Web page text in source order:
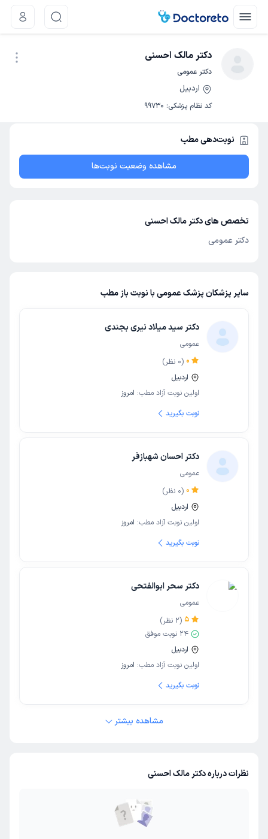
دکتر مالک احسنی
دکتر عمومی
اردبیل
کد نظام پزشکی:
99730
نوبت‌دهی مطب
مشاهده وضعیت نوبت‌ها
تخصص های دکتر مالک احسنی
دکتر عمومی
سایر پزشکان پزشک عمومی با نوبت باز مطب
دکتر سید میلاد نیری بجندی
عمومی
0
(
0 نظر)
اردبیل
اولین نوبت آزاد مطب: امروز
نوبت بگیرید
دکتر احسان شهبازفر
عمومی
0
(
0 نظر)
اردبیل
اولین نوبت آزاد مطب: امروز
نوبت بگیرید
دکتر سحر ابوالفتحی
عمومی
5
(
2 نظر)
24 نوبت موفق
اردبیل
اولین نوبت آزاد مطب: امروز
نوبت بگیرید
مشاهده بیشتر
نظرات درباره دکتر مالک احسنی